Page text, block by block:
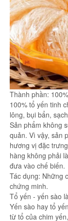
Thành phần:
100% tổ yến tinh
lông, bụi bẩn,
Sản phẩm không
quản. Vì vậy, sản
hương vị đặc
hàng không phải
đưa vào chế biến.
Tác dụng: Những
chứng minh.
Tổ yến - yến sào
Yến sào hay tổ
từ tổ của chim